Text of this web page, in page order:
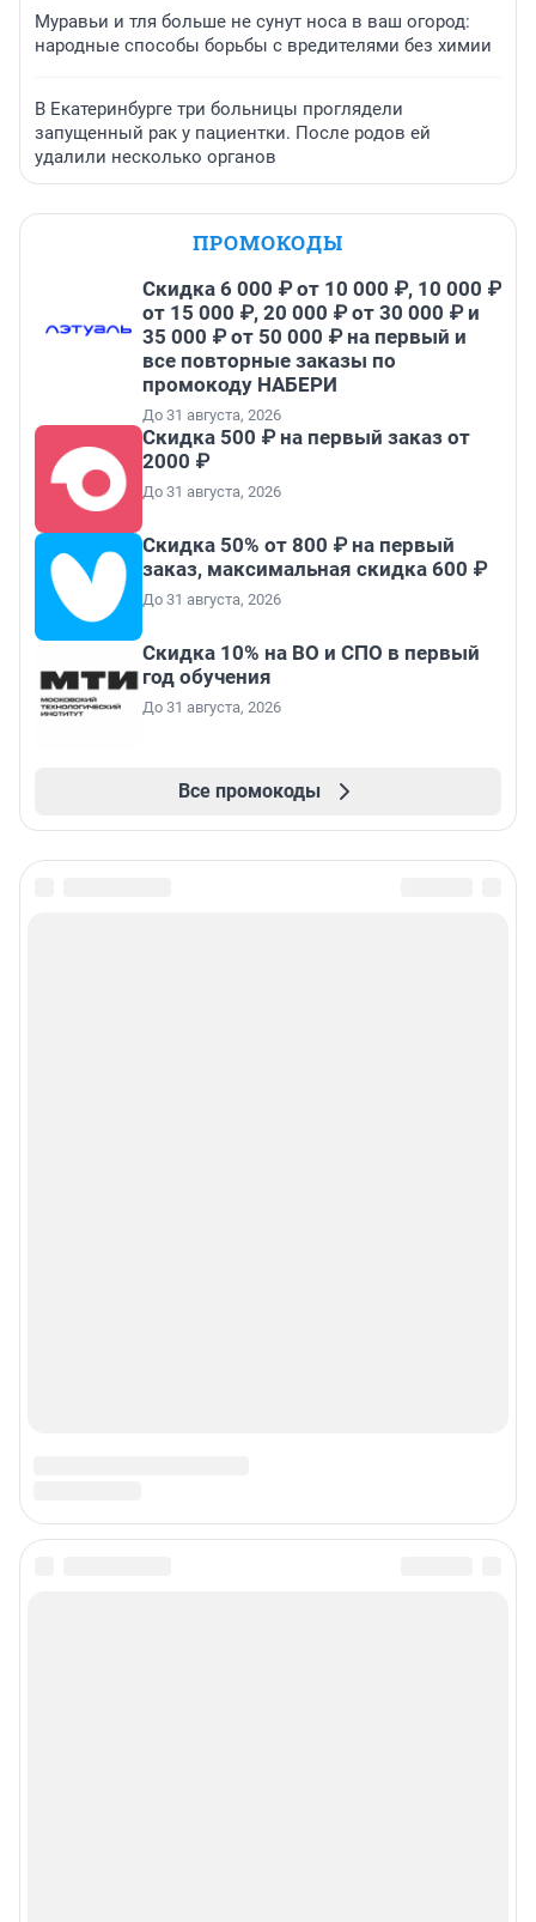
Муравьи и тля больше не сунут носа в ваш огород:
народные способы борьбы с вредителями без химии
В Екатеринбурге три больницы проглядели
запущенный рак у пациентки. После родов ей
удалили несколько органов
ПРОМОКОДЫ
Скидка 6 000 ₽ от 10 000 ₽, 10 000 ₽
от 15 000 ₽, 20 000 ₽ от 30 000 ₽ и
35 000 ₽ от 50 000 ₽ на первый и
все повторные заказы по
промокоду НАБЕРИ
До 31 августа, 2026
Скидка 500 ₽ на первый заказ от
2000 ₽
До 31 августа, 2026
Скидка 50% от 800 ₽ на первый
заказ, максимальная скидка 600 ₽
До 31 августа, 2026
Скидка 10% на ВО и СПО в первый
год обучения
До 31 августа, 2026
Все промокоды